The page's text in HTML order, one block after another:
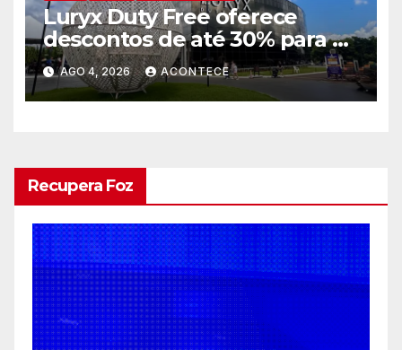
Luryx Duty Free oferece
descontos de até 30% para o
Dia dos Pais
AGO 4, 2026 ACONTECE
Recupera Foz